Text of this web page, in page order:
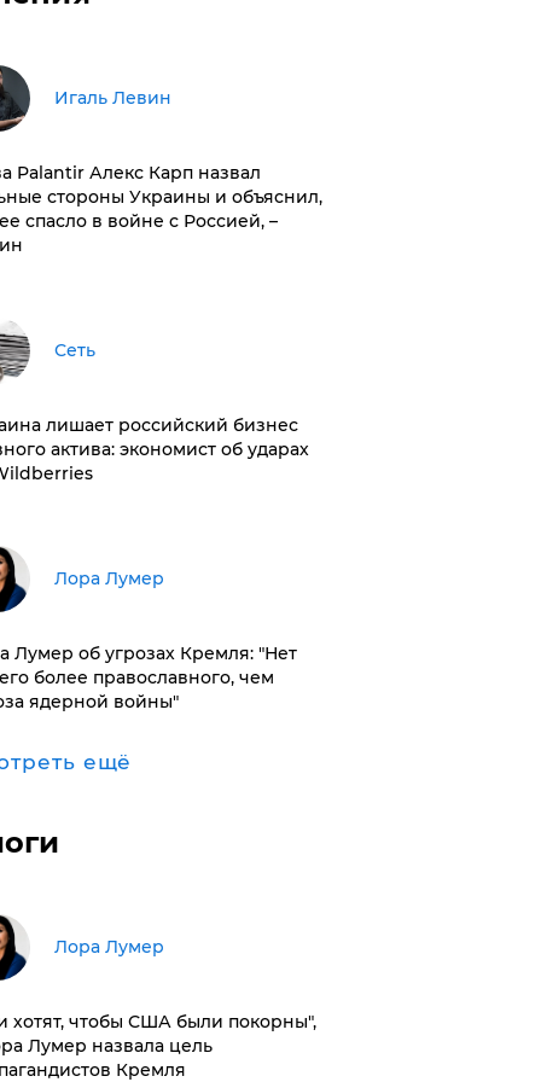
Игаль Левин
Palantir Алекс Карп назвал
стороны Украины и объяснил,
спасло в войне с Россией, –
Сеть
лишает российский бизнес
актива: экономист об ударах
​Лора Лумер
Лумер об угрозах Кремля: "Нет
более православного, чем
ядерной войны"
ещё
​Лора Лумер
хотят, чтобы США были покорны",
Лумер назвала цель
Кремля